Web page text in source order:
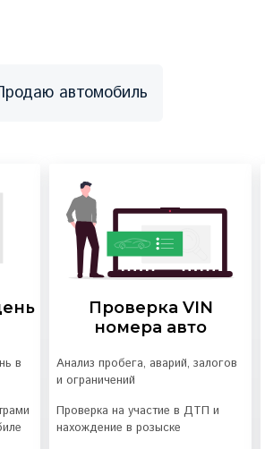
автомобиль
в
Проверка VIN
номера авто
Анализ пробега, аварий, залогов
и ограничений
Проверка на участие в ДТП и
нахождение в розыске